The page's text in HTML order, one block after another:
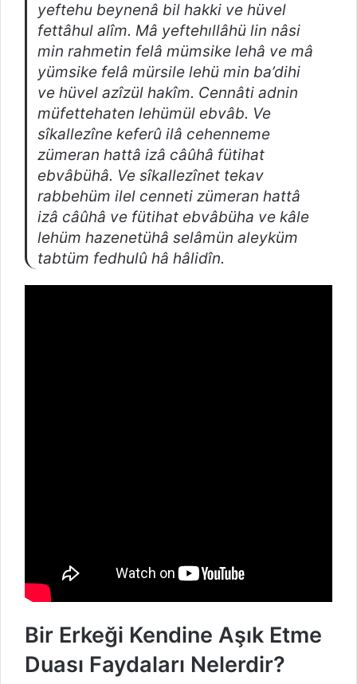
yeftehu beynenâ bil hakki ve hüvel
fettâhul alîm. Mâ yeftehıllâhü lin nâsi
min rahmetin felâ mümsike lehâ ve mâ
yümsike felâ mürsile lehü min ba’dihi
ve hüvel azîzül hakîm. Cennâti adnin
müfettehaten lehümül ebvâb. Ve
sîkallezîne keferû ilâ cehenneme
zümeran hattâ izâ câûhâ fütihat
ebvâbühâ. Ve sîkallezînet tekav
rabbehüm ilel cenneti zümeran hattâ
izâ câûhâ ve fütihat ebvâbüha ve kâle
lehüm hazenetühâ selâmün aleyküm
tabtüm fedhulû hâ hâlidîn.
Bir Erkeği Kendine Aşık Etme
Duası Faydaları Nelerdir?